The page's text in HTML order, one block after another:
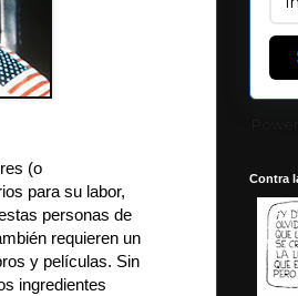
(o
para su labor,
personas de
requieren un
y películas. Sin
ingredientes
Contra